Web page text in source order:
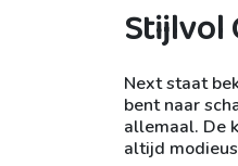
Stijlvol
Next staat
bent naar
allemaal. De
altijd